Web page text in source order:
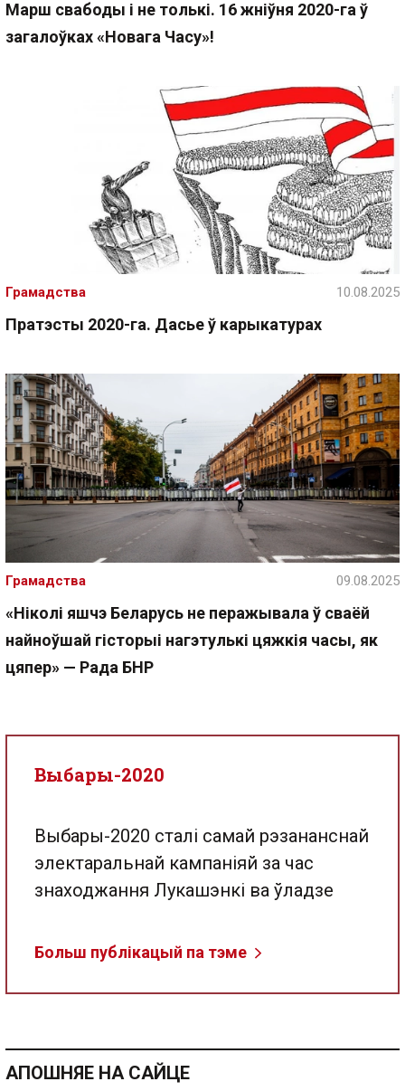
Марш свабоды і не толькі. 16 жніўня 2020-га ў
загалоўках «Новага Часу»!
Пратэсты 2020-га. Дасье ў карыкатурах
Грамадства 10.08.2025
«Ніколі яшчэ Беларусь не перажывала ў сваёй
найноўшай гісторыі нагэтулькі цяжкія часы, як
цяпер» — Рада БНР
Грамадства 09.08.2025
Выбары-2020
Выбары-2020 сталі самай рэзананснай
электаральнай кампаніяй за час
знаходжання Лукашэнкі ва ўладзе
Больш публікацый па тэме
АПОШНЯЕ НА САЙЦЕ